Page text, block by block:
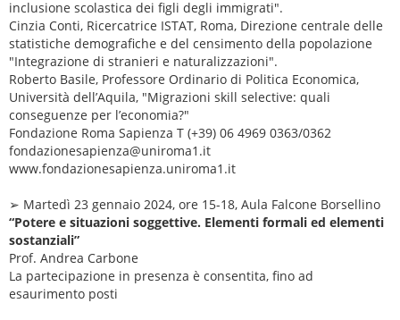
inclusione scolastica dei figli degli immigrati".
Cinzia Conti, Ricercatrice ISTAT, Roma, Direzione centrale delle
statistiche demografiche e del censimento della popolazione
"Integrazione di stranieri e naturalizzazioni".
Roberto Basile, Professore Ordinario di Politica Economica,
Università dell’Aquila, "Migrazioni skill selective: quali
conseguenze per l’economia?"
Fondazione Roma Sapienza T (+39) 06 4969 0363/0362
fondazionesapienza@uniroma1.it
www.fondazionesapienza.uniroma1.it
➢ Martedì 23 gennaio 2024, ore 15-18, Aula Falcone Borsellino
“Potere e situazioni soggettive. Elementi formali ed elementi
sostanziali”
Prof. Andrea Carbone
La partecipazione in presenza è consentita, fino ad
esaurimento posti